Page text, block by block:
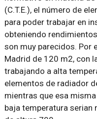
(C.T.E.), el número de
para poder trabajar en
obteniendo
son muy parecidos. Por
Madrid de 120 m2, con
trabajando a alta
elementos de radiador
mientras que esa
baja temperatura serian